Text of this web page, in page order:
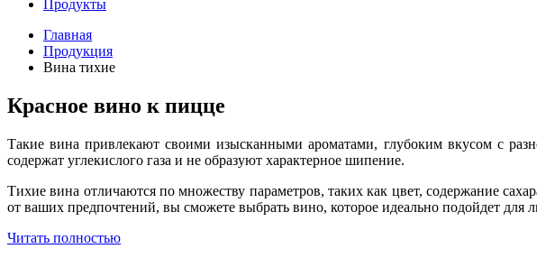
Продукты
Главная
Продукция
Вина тихие
Красное вино к пицце
Такие вина привлекают своими изысканными ароматами, глубоким вкусом с
содержат углекислого газа и не образуют характерное шипение.
Тихие вина отличаются по множеству параметров, таких как цвет, содержание
от ваших предпочтений, вы сможете выбрать вино, которое идеально подойдет для
Читать полностью